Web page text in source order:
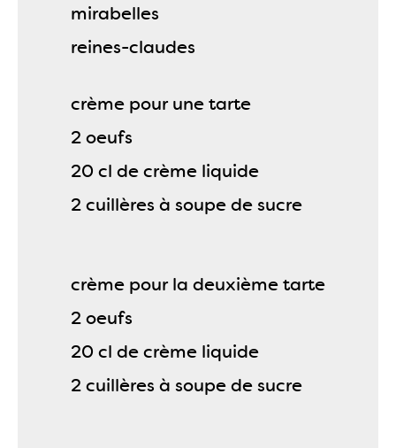
mirabelles
reines-claudes
crème pour une tarte
2 oeufs
20 cl de crème liquide
2 cuillères à soupe de sucre
crème pour la deuxième tarte
2 oeufs
20 cl de crème liquide
2 cuillères à soupe de sucre